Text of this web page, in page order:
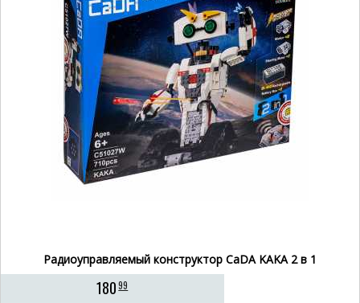
Радиоуправляемый конструктор CaDA KAKA 2 в 1
18099